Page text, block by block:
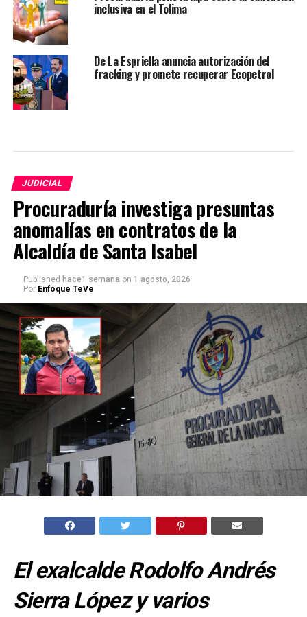
inclusiva en el Tolima
De La Espriella anuncia autorización del
fracking y promete recuperar Ecopetrol
JUDICIAL
Procuraduría investiga presuntas
anomalías en contratos de la
Alcaldía de Santa Isabel
Published hace1 semana on 1 agosto, 2026
Por Enfoque TeVe
El exalcalde Rodolfo Andrés
Sierra López y varios